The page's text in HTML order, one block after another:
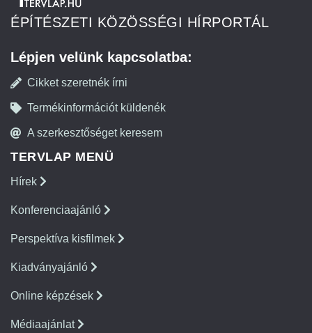
ÉPÍTÉSZETI KÖZÖSSÉGI HÍRPORTÁL
Lépjen velünk kapcsolatba:
Cikket szeretnék írni
Termékinformációt küldenék
A szerkesztőséget keresem
TERVLAP MENÜ
Hírek
Konferenciaajánló
Perspektíva kisfilmek
Kiadványajánló
Online képzések
Médiaajánlat